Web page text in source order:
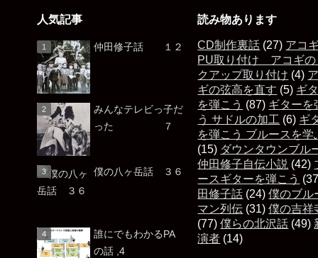
人気記事
仲田修子話 １２
みんなテレビっ子だ
った ７
僕の八ヶ岳話 ３６
誰にでもわかるPA
の話 ,4
読み物あります
CD制作裏話 (27) アコ
PU取り付け アコギの
クアップ取り付け (4)
ギの弦高を直す (5) ギ
を弾こう (87) ギターを
う サドルの加工 (6) ギ
を弾こう ブルースを学
(15) ダウンタウンブル
仲田修子自伝小説 (42)
ースギターを弾こう
田修子話 (24)僕のブル
マン列伝 (31)僕の吉祥
(77)僕らの北沢話 (49)
演者 (14)